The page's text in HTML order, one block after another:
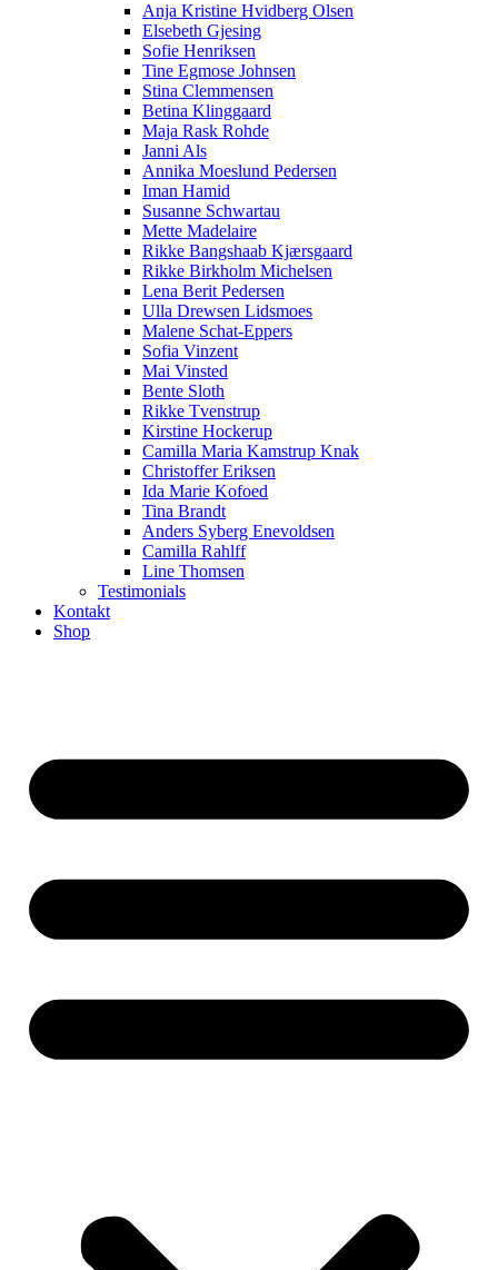
Anja Kristine Hvidberg Olsen
Elsebeth Gjesing
Sofie Henriksen
Tine Egmose Johnsen
Stina Clemmensen
Betina Klinggaard
Maja Rask Rohde
Janni Als
Annika Moeslund Pedersen
Iman Hamid
Susanne Schwartau
Mette Madelaire
Rikke Bangshaab Kjærsgaard
Rikke Birkholm Michelsen
Lena Berit Pedersen
Ulla Drewsen Lidsmoes
Malene Schat-Eppers
Sofia Vinzent
Mai Vinsted
Bente Sloth
Rikke Tvenstrup
Kirstine Hockerup
Camilla Maria Kamstrup Knak
Christoffer Eriksen
Ida Marie Kofoed
Tina Brandt
Anders Syberg Enevoldsen
Camilla Rahlff
Line Thomsen
Testimonials
Kontakt
Shop